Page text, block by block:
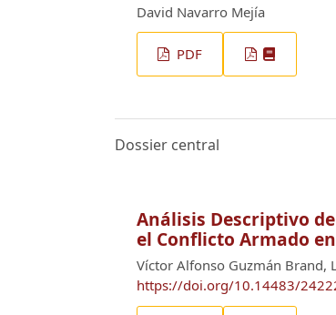
David Navarro Mejía
PDF
Dossier central
Análisis Descriptivo
el Conflicto Armado
Víctor Alfonso Guzmán Brand,
https://doi.org/10.14483/